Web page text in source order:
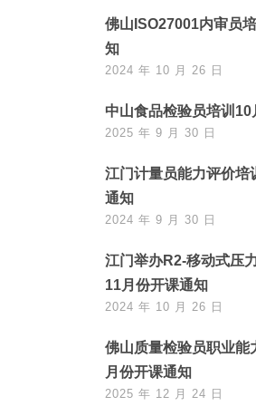
佛山ISO27001内审员
知
2024 年 10 月 26 日
中山食品检验员培训
2025 年 9 月 30 日
江门计量员能力评价培
通知
2024 年 9 月 30 日
江门举办R2-移动式压
11月份开课通知
2024 年 10 月 26 日
佛山质量检验员职业能
月份开课通知
2025 年 12 月 24 日